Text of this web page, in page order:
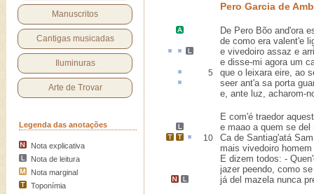
Manuscritos
Cantigas musicadas
Iluminuras
Arte de Trovar
Legenda das anotações
Nota explicativa
Nota de leitura
Nota marginal
Toponímia
Pero Garcia de
De Pero Bõo and'ora
de como era valent'e
e vivedoiro assaz e
e disse-mi agora um
5 que o leixara eire, ao
seer ant'a sa porta
e, ante luz, acharom-
E com'é traedor
e maao aquem se del
10 Ca de Santiag'atá
mais vivedoiro
E dizem todos: -
jazer peendo, como
já del mazela nunca